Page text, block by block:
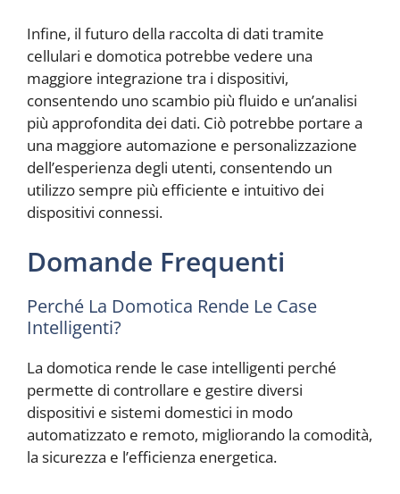
Infine, il futuro della raccolta di dati tramite
cellulari e domotica potrebbe vedere una
maggiore integrazione tra i dispositivi,
consentendo uno scambio più fluido e un’analisi
più approfondita dei dati. Ciò potrebbe portare a
una maggiore automazione e personalizzazione
dell’esperienza degli utenti, consentendo un
utilizzo sempre più efficiente e intuitivo dei
dispositivi connessi.
Domande Frequenti
Perché La Domotica Rende Le Case
Intelligenti?
La domotica rende le case intelligenti perché
permette di controllare e gestire diversi
dispositivi e sistemi domestici in modo
automatizzato e remoto, migliorando la comodità,
la sicurezza e l’efficienza energetica.